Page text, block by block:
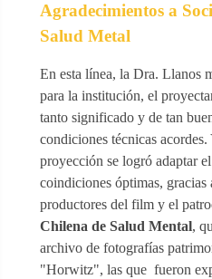
Agradecimientos a
Salud Metal
En esta línea, la Dra. Llanos
para la institución, el
tanto significado y de tan
condiciones técnicas acordes.
proyección se logró adaptar
coindiciones óptimas,
productores del film y el
Chilena de Salud Mental,
archivo de fotografías
"Horwitz", las que fueron